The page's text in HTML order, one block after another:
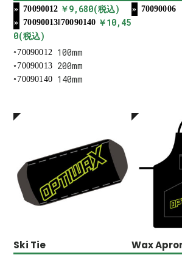
70090012 ￥9,680(税込)
70090013‖70090140 ￥10,45
0(税込)
70090012 100mm
70090013 200mm
70090140 140mm
70090006
Ski Tie Wax